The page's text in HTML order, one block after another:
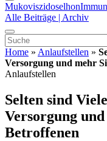
Mukoviszidoselhon
Alle Beiträge | Archiv
Home » Anlaufstellen »
Versorgung und mehr
Anlaufstellen
Selten sind
Versorgung
Betroffenen